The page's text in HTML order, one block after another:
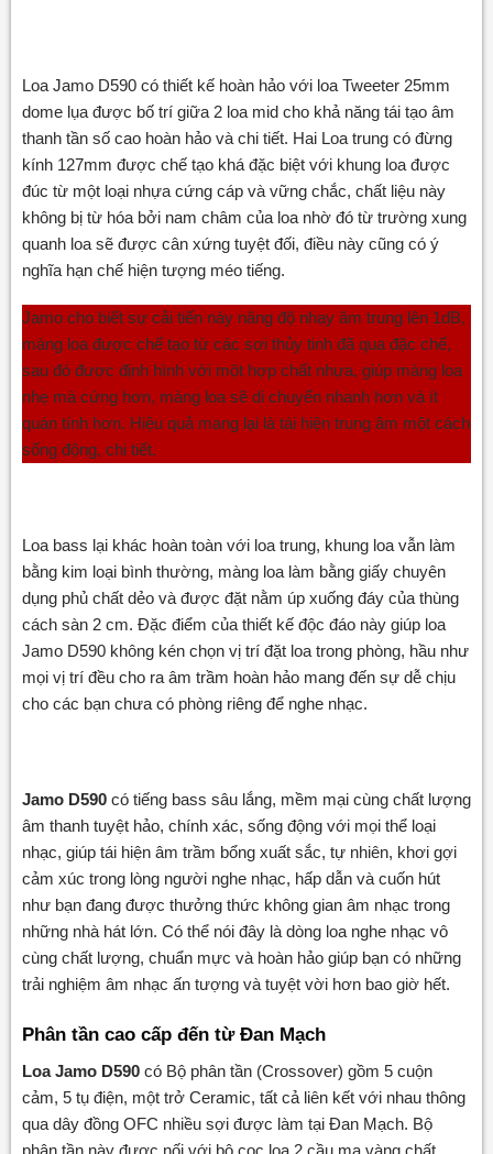
Loa Jamo D590 có thiết kế hoàn hảo với loa Tweeter 25mm
dome lụa được bố trí giữa 2 loa mid cho khả năng tái tạo âm
thanh tần số cao hoàn hảo và chi tiết. Hai Loa trung có đừng
kính 127mm được chế tạo khá đặc biệt với khung loa được
đúc từ một loại nhựa cứng cáp và vững chắc, chất liệu này
không bị từ hóa bởi nam châm của loa nhờ đó từ trường xung
quanh loa sẽ được cân xứng tuyệt đối, điều này cũng có ý
nghĩa hạn chế hiện tượng méo tiếng.
Jamo cho biết sự cải tiến này nâng độ nhạy âm trung lên 1dB,
màng loa được chế tạo từ các sợi thủy tinh đã qua đặc chế,
sau đó được định hình với một hợp chất nhựa, giúp màng loa
nhẹ mà cứng hơn, màng loa sẽ di chuyển nhanh hơn và ít
quán tính hơn. Hiệu quả mang lại là tái hiện trung âm một cách
sống động, chi tiết.
Loa bass lại khác hoàn toàn với loa trung, khung loa vẫn làm
bằng kim loại bình thường, màng loa làm bằng giấy chuyên
dụng phủ chất dẻo và được đặt nằm úp xuống đáy của thùng
cách sàn 2 cm. Đặc điểm của thiết kế độc đáo này giúp loa
Jamo D590 không kén chọn vị trí đặt loa trong phòng, hầu như
mọi vị trí đều cho ra âm trầm hoàn hảo mang đến sự dễ chịu
cho các bạn chưa có phòng riêng để nghe nhạc.
Jamo D590có tiếng bass sâu lắng, mềm mại cùng chất lượng
âm thanh tuyệt hảo, chính xác, sống động với mọi thể loại
nhạc, giúp tái hiện âm trầm bổng xuất sắc, tự nhiên, khơi gợi
cảm xúc trong lòng người nghe nhạc, hấp dẫn và cuốn hút
như bạn đang được thưởng thức không gian âm nhạc trong
những nhà hát lớn. Có thể nói đây là dòng loa nghe nhạc vô
cùng chất lượng, chuẩn mực và hoàn hảo giúp bạn có những
trải nghiệm âm nhạc ấn tượng và tuyệt vời hơn bao giờ hết.
Phân tần cao cấp đến từ Đan Mạch
Loa Jamo D590có Bộ phân tần (Crossover) gồm 5 cuộn
cảm, 5 tụ điện, một trở Ceramic, tất cả liên kết với nhau thông
qua dây đồng OFC nhiều sợi được làm tại Đan Mạch. Bộ
phân tần này được nối với bộ cọc loa 2 cầu mạ vàng chất